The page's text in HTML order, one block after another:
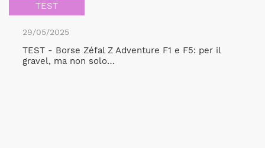
TEST
29/05/2025
TEST - Borse Zéfal Z Adventure F1 e F5: per il
gravel, ma non solo…